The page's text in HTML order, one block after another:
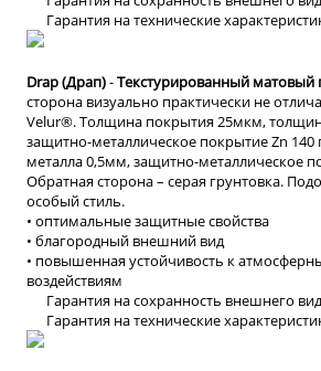
Гарантия на технические
Drap (Драп)-Текстурированный матовый
сторона визуально практически не
Velur®. Толщина покрытия 25мкм,
защитно-металлическое покрытие Zn
металла 0,5мм, защитно-металлическое
Обратная сторона – серая грунтовка.
особый стиль.
• оптимальные защитные свойства
• благородный внешний вид
• повышенная устойчивость к
воздействиям
Гарантия на сохранность внешнего
Гарантия на технические